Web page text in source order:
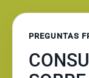
PREGUNTAS